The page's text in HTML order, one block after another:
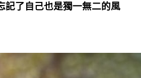
記了自己也是獨一無二的風